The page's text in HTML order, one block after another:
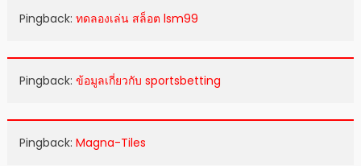
Pingback: ทดลองเล่น สล็อต lsm99
Pingback: ข้อมูลเกี่ยวกับ sportsbetting
Pingback: Magna-Tiles